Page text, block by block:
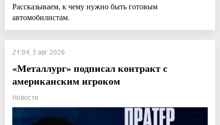
Рассказываем, к чему нужно быть готовым
автомобилистам.
21:04, 5 авг 2026
«Металлург» подписал контракт с
американским игроком
Новости